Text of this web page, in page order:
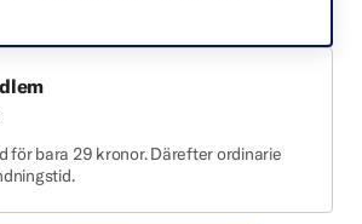
för bara 29 kronor. Därefter ordinarie